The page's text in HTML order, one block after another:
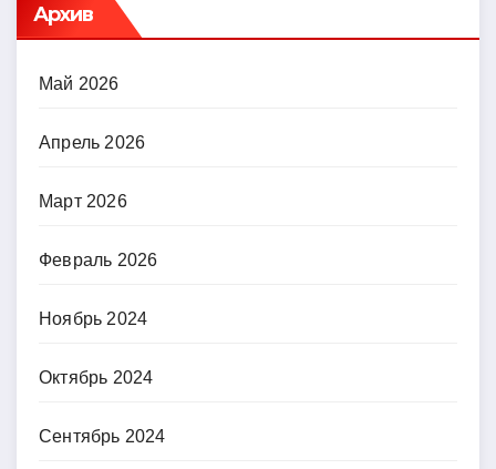
Архив
Май 2026
Апрель 2026
Март 2026
Февраль 2026
Ноябрь 2024
Октябрь 2024
Сентябрь 2024